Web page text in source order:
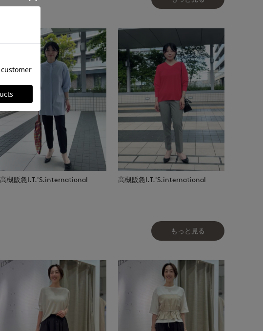
高槻阪急I.T.'S.international 高槻阪急I.T.'S.international
もっと見る